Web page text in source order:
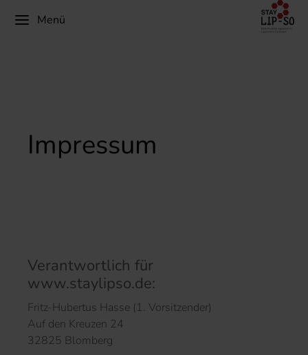
Menü
Impressum
Verantwortlich für
www.staylipso.de:
Fritz-Hubertus Hasse (1. Vorsitzender)
Auf den Kreuzen 24
32825 Blomberg